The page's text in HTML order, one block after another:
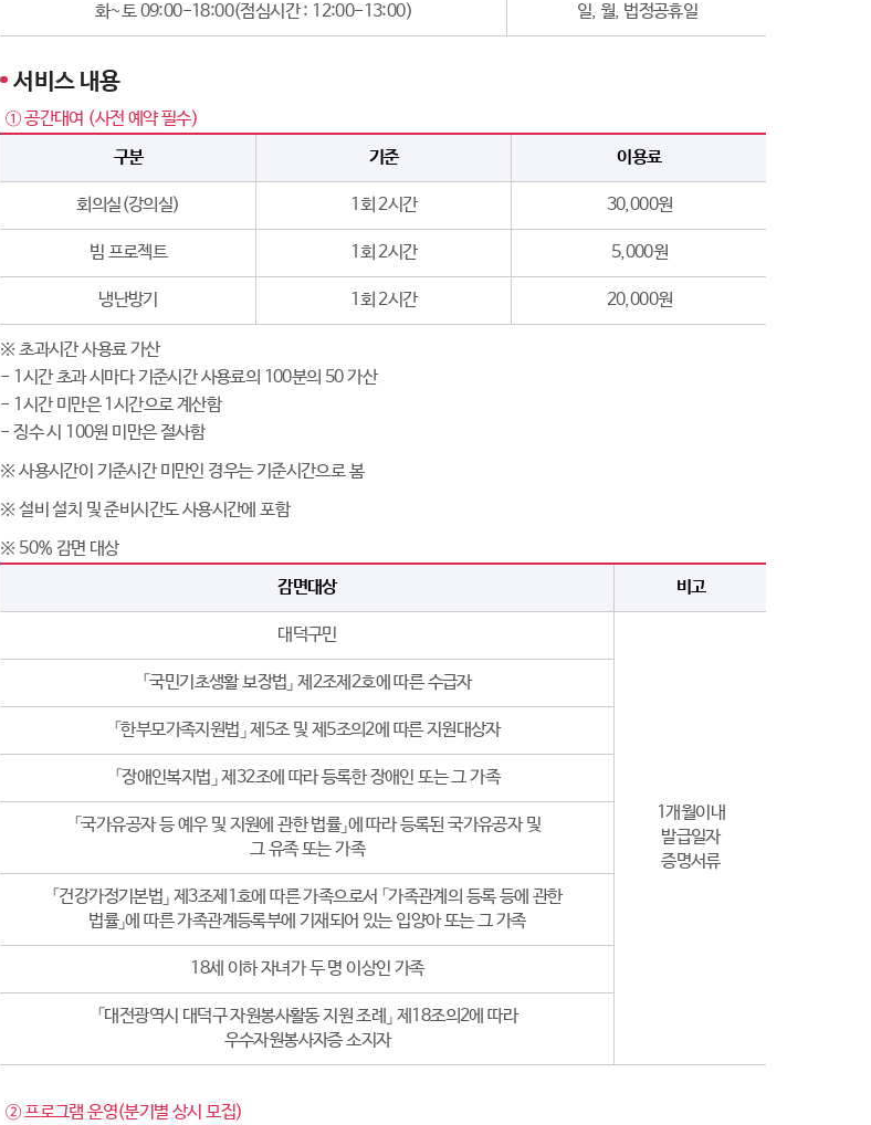
화~토 09:00-18:00(점심시간 : 12:00-13:00) 일, 월, 법정공휴일
서비스 내용
① 공간대여 (사전 예약 필수)
구분
기준 이용료
회의실(강의실) 1회 2시간 30,000원
빔 프로젝트 1회 2시간 5,000원
냉난방기 1회 2시간 20,000원
※ 초과시간 사용료 가산
- 1시간 초과 시마다 기준시간 사용료의 100분의 50 가산
- 1시간 미만은 1시간으로 계산함
- 징수 시 100원 미만은 절사함
※ 사용시간이 기준시간 미만인 경우는 기준시간으로 봄
※ 설비 설치 및 준비시간도 사용시간에 포함
※ 50% 감면 대상
감면대상
비고
대덕구민
1개월이내
발급일자
증명서류
「국민기초생활 보장법」 제2조제2호에 따른 수급자
「한부모가족지원법」 제5조 및 제5조의2에 따른 지원대상자
「장애인복지법」 제32조에 따라 등록한 장애인 또는 그 가족
「국가유공자 등 예우 및 지원에 관한 법률」에 따라 등록된 국가유공자 및
그 유족 또는 가족
「건강가정기본법」 제3조제1호에 따른 가족으로서 「가족관계의 등록 등에 관한
법률」에 따른 가족관계등록부에 기재되어 있는 입양아 또는 그 가족
18세 이하 자녀가 두 명 이상인 가족
「대전광역시 대덕구 자원봉사활동 지원 조례」 제18조의2에 따라
우수자원봉사자증 소지자
② 프로그램 운영(분기별 상시 모집)